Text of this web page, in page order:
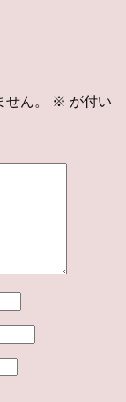
ん。 ※ が付い